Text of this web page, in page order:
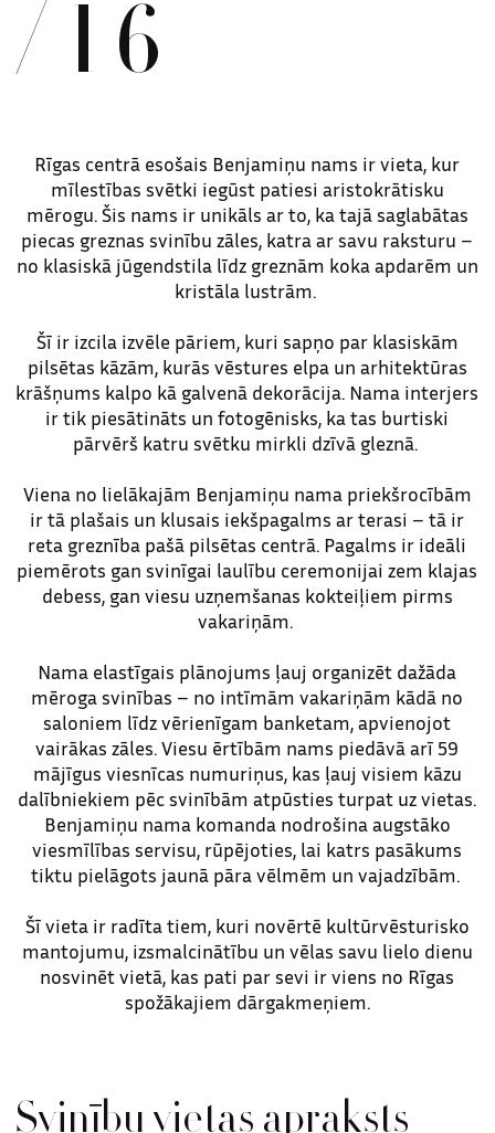
/16
Rīgas centrā esošais Benjamiņu nams ir vieta, kur
mīlestības svētki iegūst patiesi aristokrātisku
mērogu. Šis nams ir unikāls ar to, ka tajā saglabātas
piecas greznas svinību zāles, katra ar savu raksturu –
no klasiskā jūgendstila līdz greznām koka apdarēm un
kristāla lustrām.
Šī ir izcila izvēle pāriem, kuri sapņo par klasiskām
pilsētas kāzām, kurās vēstures elpa un arhitektūras
krāšņums kalpo kā galvenā dekorācija. Nama interjers
ir tik piesātināts un fotogēnisks, ka tas burtiski
pārvērš katru svētku mirkli dzīvā gleznā.
Viena no lielākajām Benjamiņu nama priekšrocībām
ir tā plašais un klusais iekšpagalms ar terasi – tā ir
reta greznība pašā pilsētas centrā. Pagalms ir ideāli
piemērots gan svinīgai laulību ceremonijai zem klajas
debess, gan viesu uzņemšanas kokteiļiem pirms
vakariņām.
Nama elastīgais plānojums ļauj organizēt dažāda
mēroga svinības – no intīmām vakariņām kādā no
saloniem līdz vērienīgam banketam, apvienojot
vairākas zāles. Viesu ērtībām nams piedāvā arī 59
mājīgus viesnīcas numuriņus, kas ļauj visiem kāzu
dalībniekiem pēc svinībām atpūsties turpat uz vietas.
Benjamiņu nama komanda nodrošina augstāko
viesmīlības servisu, rūpējoties, lai katrs pasākums
tiktu pielāgots jaunā pāra vēlmēm un vajadzībām.
Šī vieta ir radīta tiem, kuri novērtē kultūrvēsturisko
mantojumu, izsmalcinātību un vēlas savu lielo dienu
nosvinēt vietā, kas pati par sevi ir viens no Rīgas
spožākajiem dārgakmeņiem.
Svinību vietas apraksts